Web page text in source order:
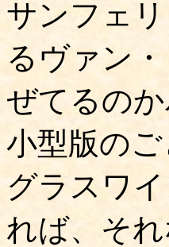
サンフェ
るヴァン
ぜてるの
小型版の
グラスワ
れば、そ